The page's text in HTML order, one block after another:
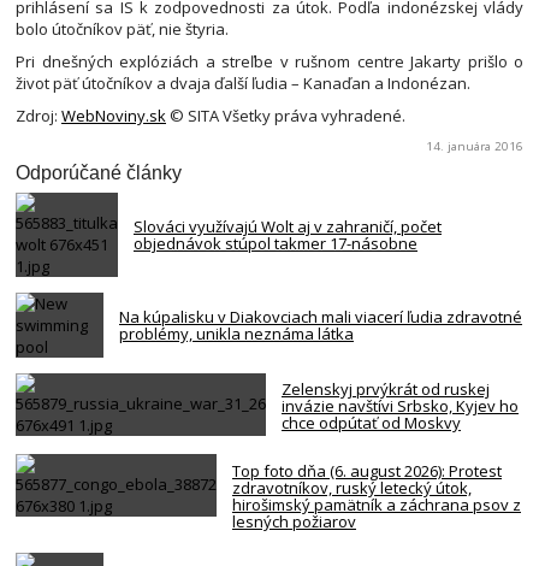
prihlásení sa IS k zodpovednosti za útok. Podľa indonézskej vlády
bolo útočníkov päť, nie štyria.
Pri dnešných explóziách a streľbe v rušnom centre Jakarty prišlo o
život päť útočníkov a dvaja ďalší ľudia – Kanaďan a Indonézan.
Zdroj: WebNoviny.sk © SITA Všetky práva vyhradené.
14. januára 2016
Odporúčané články
Slováci využívajú Wolt aj v zahraničí, počet
objednávok stúpol takmer 17-násobne
Na kúpalisku v Diakovciach mali viacerí ľudia zdravotné
problémy, unikla neznáma látka
Zelenskyj prvýkrát od ruskej
invázie navštívi Srbsko, Kyjev ho
chce odpútať od Moskvy
Top foto dňa (6. august 2026): Protest
zdravotníkov, ruský letecký útok,
hirošimský pamätník a záchrana psov z
lesných požiarov